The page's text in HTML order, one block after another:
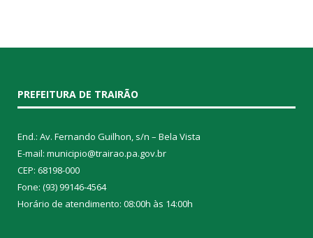
PREFEITURA DE TRAIRÃO
End.: Av. Fernando Guilhon, s/n – Bela Vista
E-mail: municipio@trairao.pa.gov.br
CEP: 68198-000
Fone: (93) 99146-4564
Horário de atendimento: 08:00h às 14:00h